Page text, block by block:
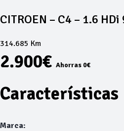
CITROEN – C4 – 1.6
314.685 Km
2.900€ Ahorras 0€
Características
Marca: